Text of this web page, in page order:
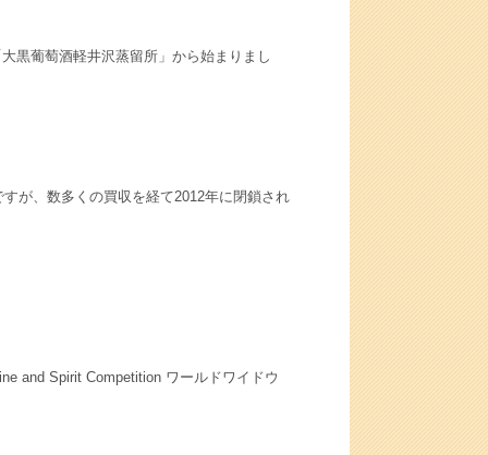
黒葡萄酒軽井沢蒸留所」から始まりまし
が、数多くの買収を経て2012年に閉鎖され
and Spirit Competition ワールドワイドウ